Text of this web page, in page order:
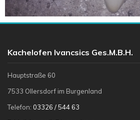
Kachelofen Ivancsics Ges.m.b.H.
Hauptstraße 60
7533 Ollersdorf im Burgenland
Telefon: 03326 / 544 63